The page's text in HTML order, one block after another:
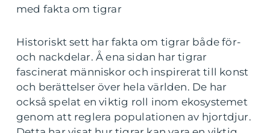
med fakta om tigrar
Historiskt sett har fakta om tigrar både för-
och nackdelar. Å ena sidan har tigrar
fascinerat människor och inspirerat till konst
och berättelser över hela världen. De har
också spelat en viktig roll inom ekosystemet
genom att reglera populationen av hjortdjur.